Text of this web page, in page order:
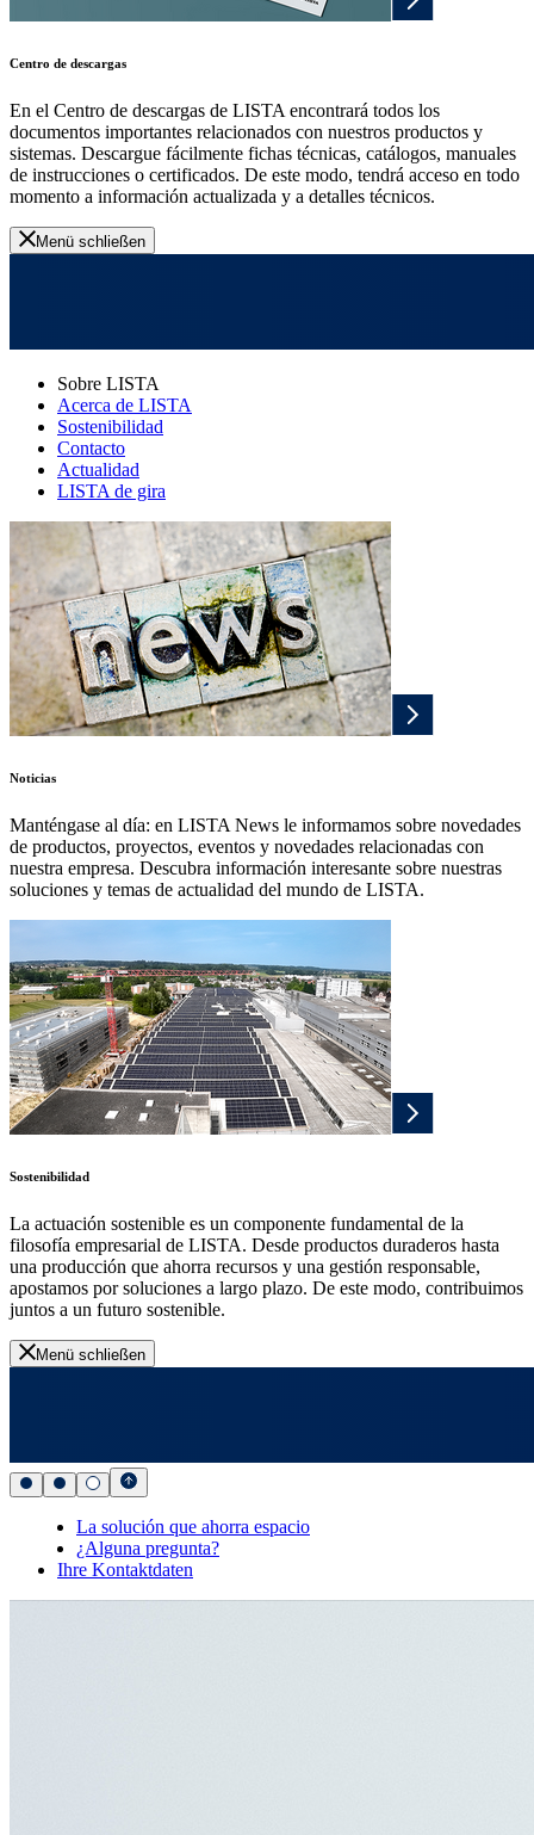
Centro de descargas
En el Centro de descargas de LISTA encontrará todos los
documentos importantes relacionados con nuestros productos y
sistemas. Descargue fácilmente fichas técnicas, catálogos, manuales
de instrucciones o certificados. De este modo, tendrá acceso en todo
momento a información actualizada y a detalles técnicos.
Menü schließen
Sobre LISTA
Acerca de LISTA
Sostenibilidad
Contacto
Actualidad
LISTA de gira
Noticias
Manténgase al día: en LISTA News le informamos sobre novedades
de productos, proyectos, eventos y novedades relacionadas con
nuestra empresa. Descubra información interesante sobre nuestras
soluciones y temas de actualidad del mundo de LISTA.
Sostenibilidad
La actuación sostenible es un componente fundamental de la
filosofía empresarial de LISTA. Desde productos duraderos hasta
una producción que ahorra recursos y una gestión responsable,
apostamos por soluciones a largo plazo. De este modo, contribuimos
juntos a un futuro sostenible.
Menü schließen
La solución que ahorra espacio
¿Alguna pregunta?
Ihre Kontaktdaten